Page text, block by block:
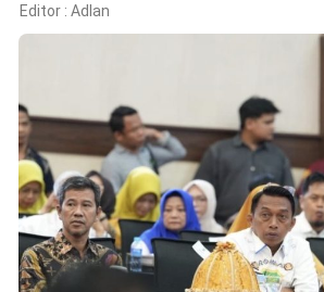
Politik
Pendidikan
Peristiwa
Olahraga
Ekonomi
Editor : Adlan